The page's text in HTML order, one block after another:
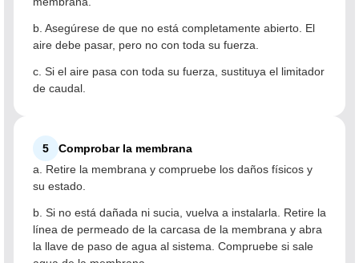
b. Asegúrese de que no está completamente abierto. El
aire debe pasar, pero no con toda su fuerza.
c. Si el aire pasa con toda su fuerza, sustituya el limitador
de caudal.
5
Comprobar la membrana
a. Retire la membrana y compruebe los daños físicos y
su estado.
b. Si no está dañada ni sucia, vuelva a instalarla. Retire la
línea de permeado de la carcasa de la membrana y abra
la llave de paso de agua al sistema. Compruebe si sale